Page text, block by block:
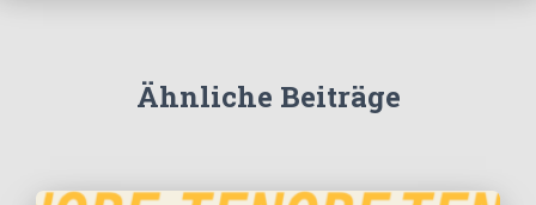
Ähnliche Beiträge